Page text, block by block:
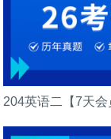
204英语二【7天会